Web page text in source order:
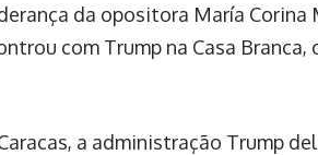
da opositora María Corina
com Trump na Casa
a administração Trump